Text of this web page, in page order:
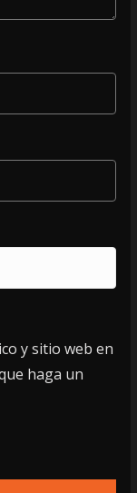
y sitio web en
haga un